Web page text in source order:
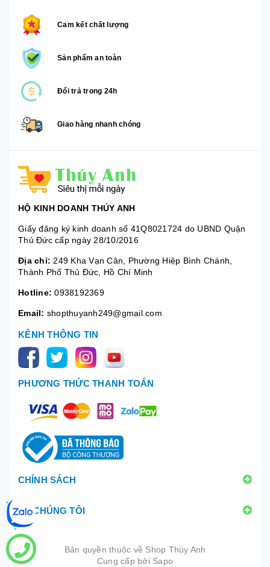
Cam kết chất lượng
Sản phẩm an toàn
Đổi trả trong 24h
Giao hàng nhanh chóng
HỘ KINH DOANH THÚY ANH
Giấy đăng ký kinh doanh số 41Q8021724 do UBND Quận
Thủ Đức cấp ngày 28/10/2016
Địa chỉ: 249 Kha Vạn Cân, Phường Hiệp Bình Chánh,
Thành Phố Thủ Đức, Hồ Chí Minh
Hotline: 0938192369
Email: shopthuyanh249@gmail.com
KÊNH THÔNG TIN
PHƯƠNG THỨC THANH TOÁN
CHÍNH SÁCH
VỀ CHÚNG TÔI
Bản quyền thuộc về Shop Thúy Anh
|
Cung cấp bởi Sapo